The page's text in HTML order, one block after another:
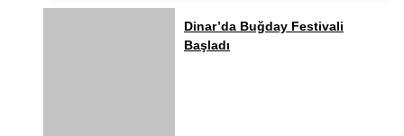
Dinar’da Buğday Festivali
Başladı